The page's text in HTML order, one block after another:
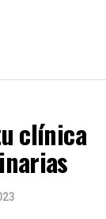
clínica